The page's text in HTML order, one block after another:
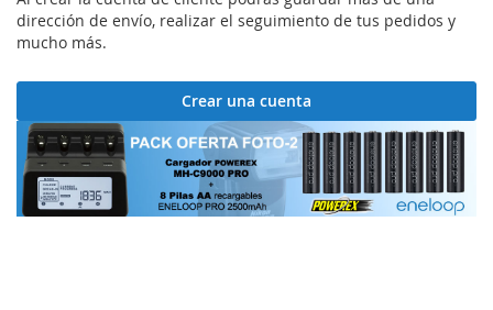
dirección de envío, realizar el seguimiento de tus pedidos y
mucho más.
Crear una cuenta